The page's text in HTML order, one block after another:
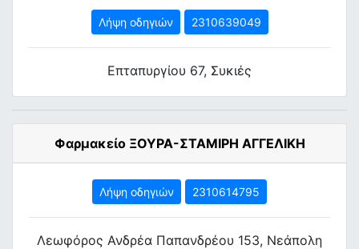
Λήψη οδηγιών 2310639049
Επταπυργίου 67, Συκιές
Φαρμακείο ΞΟΥΡΑ-ΣΤΑΜΙΡΗ ΑΓΓΕΛΙΚΗ
Λήψη οδηγιών 2310614795
Λεωφόρος Ανδρέα Παπανδρέου 153, Νεάπολη